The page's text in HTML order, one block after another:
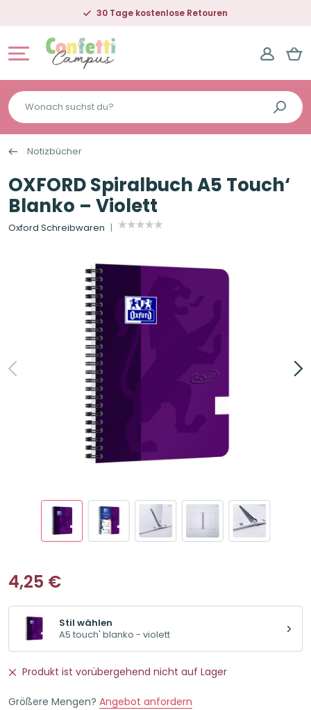
30 Tage kostenlose Retouren
Wonach
suchst
du?
Notizbücher
OXFORD Spiralbuch A5 Touch‘
Blanko – Violett
Oxford Schreibwaren
4,25 €
Stil wählen
A5 touch' blanko - violett
Produkt ist vorübergehend nicht auf Lager
Größere Mengen? Angebot anfordern